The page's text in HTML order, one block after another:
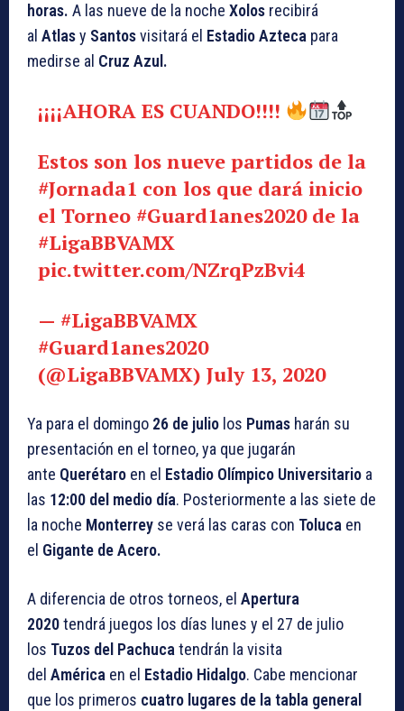
horas. A las nueve de la noche Xolos recibirá
al Atlasy Santosvisitará el Estadio Azteca para
medirse al Cruz Azul.
¡¡¡¡AHORA ES CUANDO!!!!
Estos son los nueve partidos de la
#Jornada1 con los que dará inicio
el Torneo #Guard1anes2020de la
#LigaBBVAMX
pic.twitter.com/NZrqPzBvi4
— #LigaBBVAMX
#Guard1anes2020
(@LigaBBVAMX) July 13, 2020
Ya para el domingo 26 de julio los Pumas harán su
presentación en el torneo, ya que jugarán
ante Querétaro en el Estadio Olímpico Universitario a
las 12:00 del medio día. Posteriormente a las siete de
la noche Monterrey se verá las caras con Toluca en
el Gigante de Acero.
A diferencia de otros torneos, el Apertura
2020tendrá juegos los días lunes y el 27 de julio
los Tuzos del Pachuca tendrán la visita
del América en el Estadio Hidalgo. Cabe mencionar
que los primeros cuatro lugares de la tabla general